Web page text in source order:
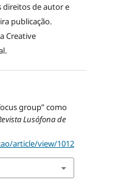
direitos de autor e
publicação.
Creative
.
group” como
Lusófona de
article/view/1012